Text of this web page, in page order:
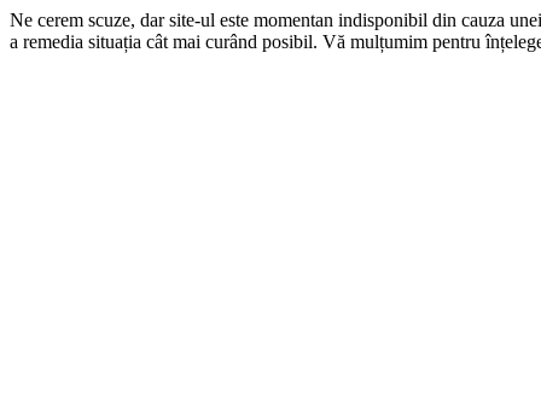
Ne cerem scuze, dar site-ul este momentan indisponibil din cauza
a remedia situația cât mai curând posibil. Vă mulțumim pentru